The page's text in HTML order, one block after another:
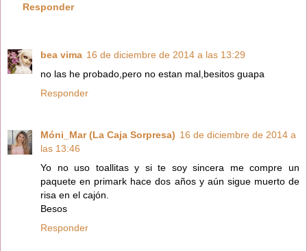
Responder
bea vima 16 de diciembre de 2014 a las 13:29
no las he probado,pero no estan mal,besitos guapa
Responder
Móni_Mar (La Caja Sorpresa) 16 de diciembre de 2014 a
las 13:46
Yo no uso toallitas y si te soy sincera me compre un
paquete en primark hace dos años y aún sigue muerto de
risa en el cajón.
Besos
Responder